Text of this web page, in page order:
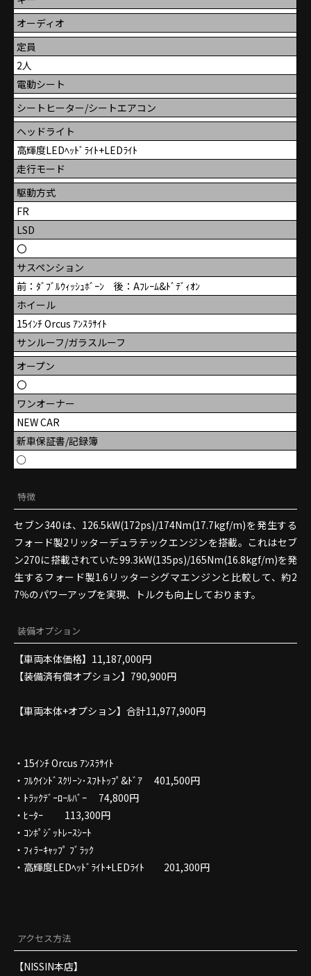
オーディオ
定員
2人
電動シート
シートヒーター/シートエアコン
ヘッドライト
高輝度LEDﾍｯﾄﾞﾗｲﾄ+LEDﾗｲﾄ
走行モード
駆動方式
FR
LSD
〇
サスペンション
前：ﾀﾞﾌﾞﾙｳｨｯｼｭﾎﾞｰﾝ 後：Aﾌﾚｰﾑ&ﾄﾞﾃﾞｨｵﾝ
ホイール
15ｲﾝﾁ Orcus ｱﾝｽﾗｻｲﾄ
サンルーフ/ガラスルーフ
オープン
〇
ワンオーナー
NEW CAR
新車保証書/記録簿
○
特徴
セブン340は、126.5kW(172ps)/174Nm(17.7kgf/m)を発生する
フォード製2リッターデュラテックエンジンを搭載。これはセブ
ン270に搭載されていた99.3kW(135ps)/165Nm(16.8kgf/m)を発
生するフォード製1.6リッターシグマエンジンと比較して、約2
7％のパワーアップを実現、トルクも向上しております。
装備オプション
【車両本体価格】11,187,000円
【装備済有償オプション】790,900円
【車両本体+オプション】合計11,977,900円
・15ｲﾝﾁ Orcus ｱﾝｽﾗｻｲﾄ
・ﾌﾙｳｲﾝﾄﾞｽｸﾘｰﾝ･ｽﾌﾄﾄｯﾌﾟ&ﾄﾞｱ 401,500円
・ﾄﾗｯｸﾃﾞｰﾛｰﾙﾊﾞｰ 74,800円
・ﾋｰﾀｰ 113,300円
・ｺﾝﾎﾟｼﾞｯﾄﾚｰｽｼｰﾄ
・ﾌｨﾗｰｷｬｯﾌﾟ ﾌﾞﾗｯｸ
・高輝度LEDﾍｯﾄﾞﾗｲﾄ+LEDﾗｲﾄ 201,300円
アクセス方法
【NISSIN本店】